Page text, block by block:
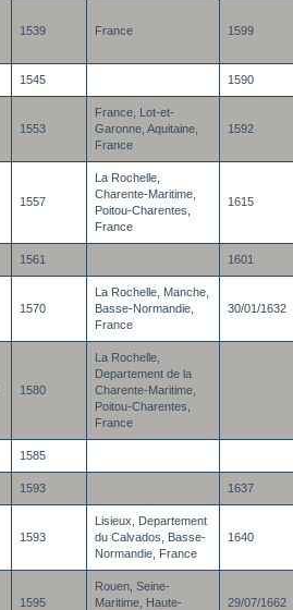
1539 France 1599
1545 1590
1553
France, Lot-et-
Garonne, Aquitaine,
France
1592
1557
La Rochelle,
Charente-Maritime,
Poitou-Charentes,
France
1615
1561 1601
1570
La Rochelle, Manche,
Basse-Normandie,
France
30/01/1632
1580
La Rochelle,
Departement de la
Charente-Maritime,
Poitou-Charentes,
France
1585
1593 1637
1593
Lisieux, Departement
du Calvados, Basse-
Normandie, France
1640
1595
Rouen, Seine-
Maritime, Haute-
29/07/1662